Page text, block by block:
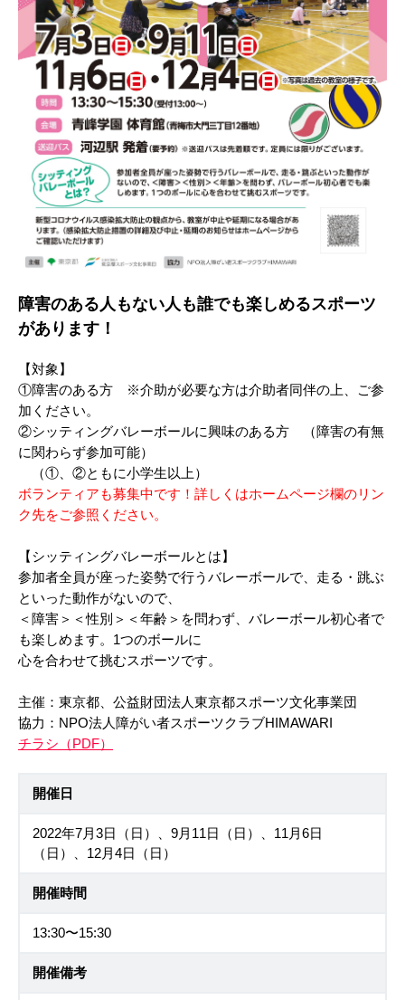
障害のある人もない人も誰でも楽しめるスポーツ
があります！
【対象】
①障害のある方 ※介助が必要な方は介助者同伴の上、ご参
加ください。
②シッティングバレーボールに興味のある方 （障害の有無
に関わらず参加可能）
（①、②ともに小学生以上）
ボランティアも募集中です！詳しくはホームページ欄のリン
ク先をご参照ください。
【シッティングバレーボールとは】
参加者全員が座った姿勢で行うバレーボールで、走る・跳ぶ
といった動作がないので、
＜障害＞＜性別＞＜年齢＞を問わず、バレーボール初心者で
も楽しめます。1つのボールに
心を合わせて挑むスポーツです。
主催：東京都、公益財団法人東京都スポーツ文化事業団
協力：NPO法人障がい者スポーツクラブHIMAWARI
チラシ（PDF）
開催日
2022年7月3日（日）、9月11日（日）、11月6日
（日）、12月4日（日）
開催時間
13:30〜15:30
開催備考